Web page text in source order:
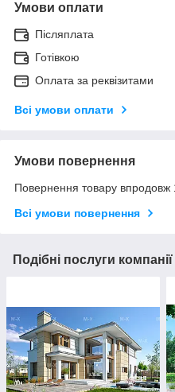
Умови оплати
Післяплата
Готівкою
Оплата за реквізитами
Всі умови оплати
Умови повернення
Повернення товару впродовж
Всі умови повернення
Подібні послуги компанії